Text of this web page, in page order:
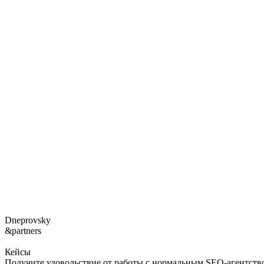
Dneprovsky
&partners
Кейсы